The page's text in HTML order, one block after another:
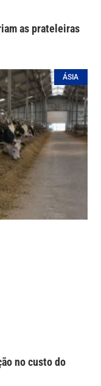
as prateleiras
ÁSIA
no custo do